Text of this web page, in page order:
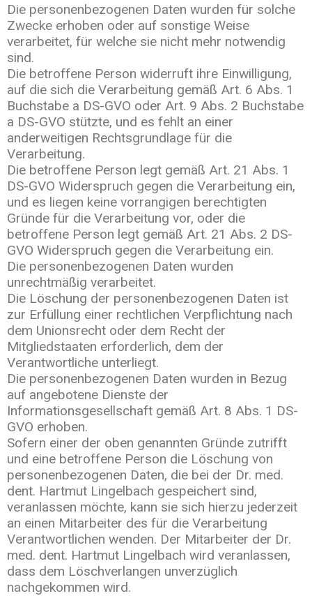
Die personenbezogenen Daten wurden für solche
Zwecke erhoben oder auf sonstige Weise
verarbeitet, für welche sie nicht mehr notwendig
sind.
Die betroffene Person widerruft ihre Einwilligung,
auf die sich die Verarbeitung gemäß Art. 6 Abs. 1
Buchstabe a DS-GVO oder Art. 9 Abs. 2 Buchstabe
a DS-GVO stützte, und es fehlt an einer
anderweitigen Rechtsgrundlage für die
Verarbeitung.
Die betroffene Person legt gemäß Art. 21 Abs. 1
DS-GVO Widerspruch gegen die Verarbeitung ein,
und es liegen keine vorrangigen berechtigten
Gründe für die Verarbeitung vor, oder die
betroffene Person legt gemäß Art. 21 Abs. 2 DS-
GVO Widerspruch gegen die Verarbeitung ein.
Die personenbezogenen Daten wurden
unrechtmäßig verarbeitet.
Die Löschung der personenbezogenen Daten ist
zur Erfüllung einer rechtlichen Verpflichtung nach
dem Unionsrecht oder dem Recht der
Mitgliedstaaten erforderlich, dem der
Verantwortliche unterliegt.
Die personenbezogenen Daten wurden in Bezug
auf angebotene Dienste der
Informationsgesellschaft gemäß Art. 8 Abs. 1 DS-
GVO erhoben.
Sofern einer der oben genannten Gründe zutrifft
und eine betroffene Person die Löschung von
personenbezogenen Daten, die bei der Dr. med.
dent. Hartmut Lingelbach gespeichert sind,
veranlassen möchte, kann sie sich hierzu jederzeit
an einen Mitarbeiter des für die Verarbeitung
Verantwortlichen wenden. Der Mitarbeiter der Dr.
med. dent. Hartmut Lingelbach wird veranlassen,
dass dem Löschverlangen unverzüglich
nachgekommen wird.